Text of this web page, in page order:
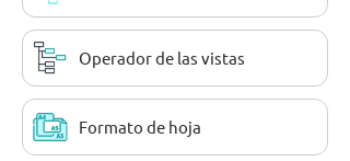
Operador de las vistas
Formato de hoja